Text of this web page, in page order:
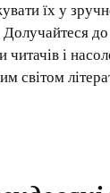
їх у
Долучайтеся
читачів і
світом